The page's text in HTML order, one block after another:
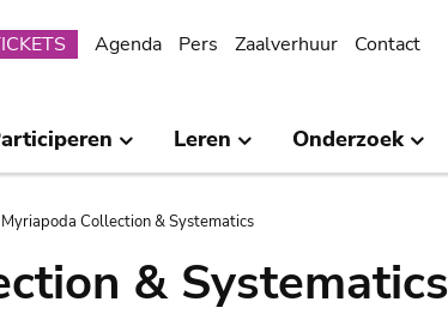
Agenda Pers Zaalverhuur Contact
Leren Onderzoek
Myriapoda Collection & Systematics
& Systematics